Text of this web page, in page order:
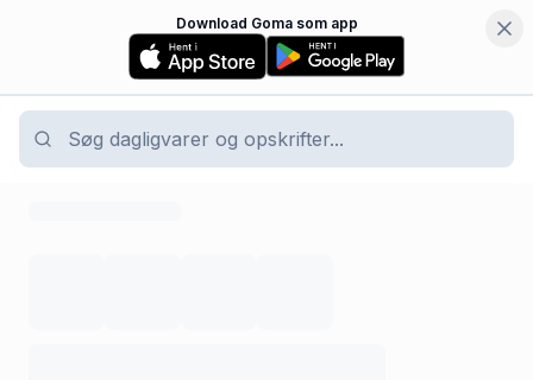
Download Goma som app